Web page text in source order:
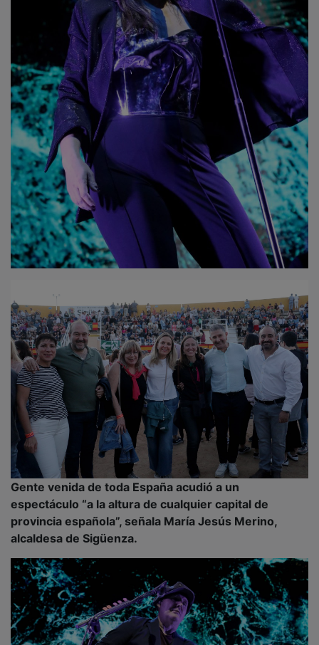
Gente venida de toda España acudió a un
espectáculo “a la altura de cualquier capital de
provincia española”, señala María Jesús Merino,
alcaldesa de Sigüenza.